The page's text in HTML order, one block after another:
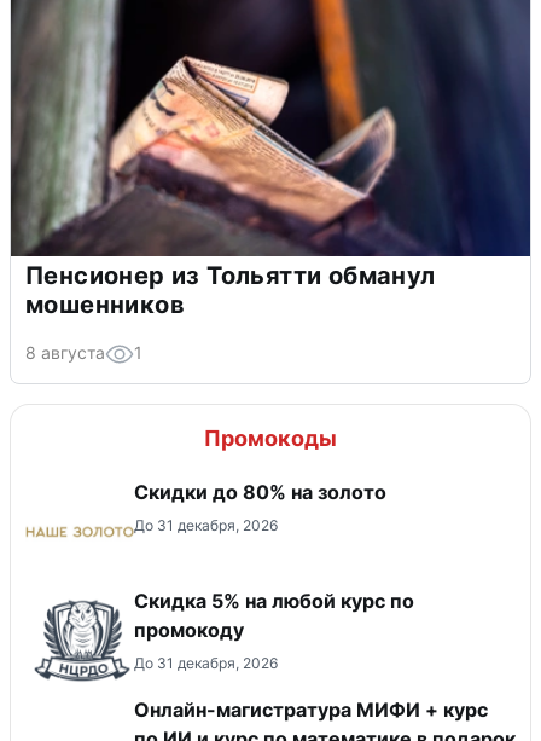
Пенсионер из Тольятти обманул
мошенников
8 августа 1
Промокоды
Скидки до 80% на золото
До 31 декабря, 2026
Скидка 5% на любой курс по
промокоду
До 31 декабря, 2026
Онлайн-магистратура МИФИ + курс